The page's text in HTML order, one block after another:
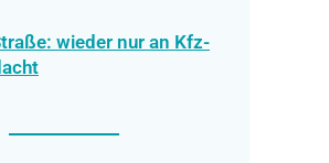
wieder nur an Kfz-